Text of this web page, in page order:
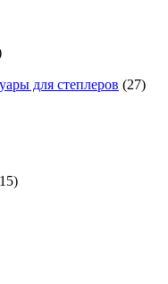
для степлеров (27)